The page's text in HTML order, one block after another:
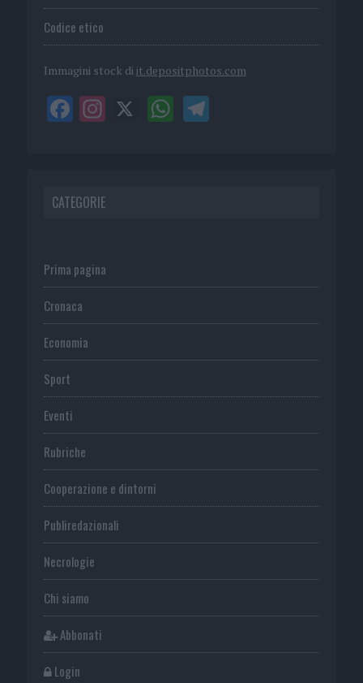
Codice etico
Immagini stock di it.depositphotos.com
CATEGORIE
Prima pagina
Cronaca
Economia
Sport
Eventi
Rubriche
Cooperazione e dintorni
Publiredazionali
Necrologie
Chi siamo
Abbonati
Login